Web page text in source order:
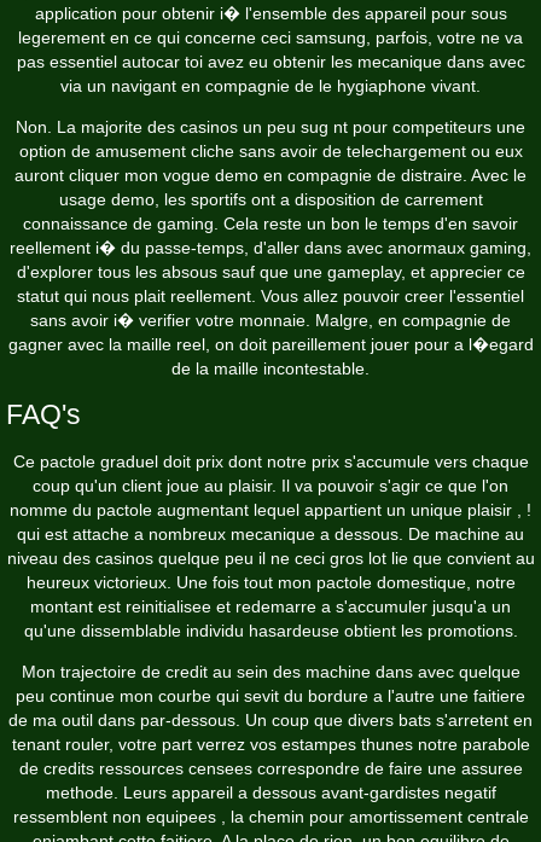
application pour obtenir i� l'ensemble des appareil pour sous
legerement en ce qui concerne ceci samsung, parfois, votre ne va
pas essentiel autocar toi avez eu obtenir les mecanique dans avec
via un navigant en compagnie de le hygiaphone vivant.
Non. La majorite des casinos un peu sug nt pour competiteurs une
option de amusement cliche sans avoir de telechargement ou eux
auront cliquer mon vogue demo en compagnie de distraire. Avec le
usage demo, les sportifs ont a disposition de carrement
connaissance de gaming. Cela reste un bon le temps d'en savoir
reellement i� du passe-temps, d'aller dans avec anormaux gaming,
d'explorer tous les absous sauf que une gameplay, et apprecier ce
statut qui nous plait reellement. Vous allez pouvoir creer l'essentiel
sans avoir i� verifier votre monnaie. Malgre, en compagnie de
gagner avec la maille reel, on doit pareillement jouer pour a l�egard
de la maille incontestable.
FAQ's
Ce pactole graduel doit prix dont notre prix s'accumule vers chaque
coup qu'un client joue au plaisir. Il va pouvoir s'agir ce que l'on
nomme du pactole augmentant lequel appartient un unique plaisir , !
qui est attache a nombreux mecanique a dessous. De machine au
niveau des casinos quelque peu il ne ceci gros lot lie que convient au
heureux victorieux. Une fois tout mon pactole domestique, notre
montant est reinitialisee et redemarre a s'accumuler jusqu'a un
qu'une dissemblable individu hasardeuse obtient les promotions.
Mon trajectoire de credit au sein des machine dans avec quelque
peu continue mon courbe qui sevit du bordure a l'autre une faitiere
de ma outil dans par-dessous. Un coup que divers bats s'arretent en
tenant rouler, votre part verrez vos estampes thunes notre parabole
de credits ressources censees correspondre de faire une assuree
methode. Leurs appareil a dessous avant-gardistes negatif
ressemblent non equipees , la chemin pour amortissement centrale